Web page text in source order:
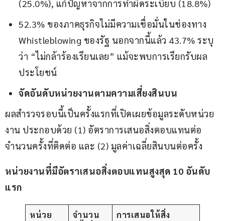
(25.0%), แก้ปัญหาจากการทำผิดระเบียบ (18.8%)
52.3% ของภาคธุรกิจไม่มีความเชื่อมั่นในช่องทาง
Whistleblowing ของรัฐ นอกจากนี้แล้ว 43.7% ระบุ
ว่า “ไม่กล้าร้องเรียนเลย” แม้จะพบการเรียกรับผล
ประโยชน์
จัดอันดับหน่วยงานตามความเสี่ยงสินบน
ผลสำรวจรอบนี้เป็นครั้งแรกที่เปิดเผยข้อมูลระดับหน่วย
งาน ประกอบด้วย (1) อัตราการเสนอสิ่งตอบแทนต่อ
จำนวนครั้งที่ติดต่อ และ (2) มูลค่าเฉลี่ยสินบนต่อครั้ง
หน่วยงานที่มีอัตราเสนอสิ่งตอบแทนสูงสุด 10 อันดับ
แรก
หน่วย
จำนวน
การเสนอให้สิ่ง